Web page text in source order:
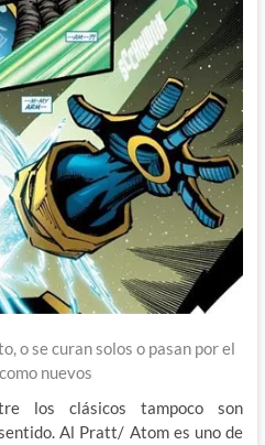
o se curan solos o pasan por el
nuevos
los clásicos tampoco son
Al Pratt/ Atom es uno de